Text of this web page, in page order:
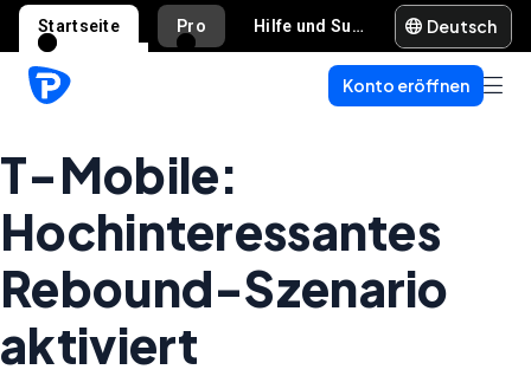
Startseite Pro Hilfe und Support Deutsch
Konto eröffnen
T-Mobile:
Hochinteressantes
Rebound-Szenario
aktiviert